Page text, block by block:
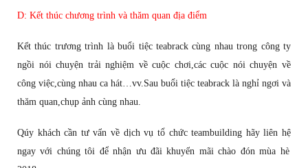
D: Kết thúc chương trình và thăm quan địa điểm
Kết thúc trương trình là buổi tiệc teabrack cùng nhau trong công ty
ngồi nói chuyện trải nghiệm vềcuộc chơi,các cuộc nói chuyện về
công việc,cùng nhau ca hát…vv.Sau buổi tiệc teabrack là nghỉ ngơi và
thăm quan,chụp ảnh cùng nhau.
Qúy khách cần tưvấn về dịch vụ tổchức teambuilding hãy liên hệ
ngay với chúng tôi đểnhận ưuđãi khuyến mãi chào đón mùa hè